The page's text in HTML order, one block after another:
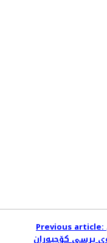
Previous article: ڕاگەیەێندراوێک لە گوتەبێژی حکومەتی